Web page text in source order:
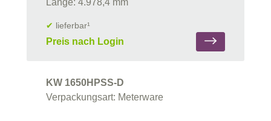
Länge: 4.978,4 mm
✔ lieferbar¹
Preis nach Login
KW 1650HPSS-D
Verpackungsart: Meterware